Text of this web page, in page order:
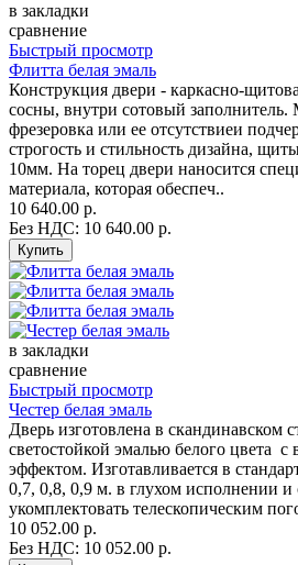
в закладки
сравнение
Быстрый просмотр
Флитта белая эмаль
Конструкция двери - каркасно-
сосны, внутри сотовый
фрезеровка или ее отсутствиеи
строгость и стильность дизайна,
10мм. На торец двери наносится
материала, которая обеспеч..
10 640.00 р.
Без НДС: 10 640.00 р.
в закладки
сравнение
Быстрый просмотр
Честер белая эмаль
Дверь изготовлена в скандинавском
светостойкой эмалью белого цвета
эффектом. Изготавливается в
0,7, 0,8, 0,9 м. в глухом исполнении
укомплектовать телескопическим
10 052.00 р.
Без НДС: 10 052.00 р.